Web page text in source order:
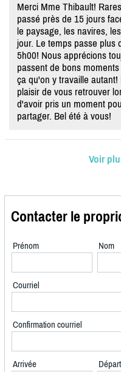
Merci Mme Thibault!
passé près de 15 jours
le paysage, les navires,
jour. Le temps passe plus
5h00! Nous apprécions
passent de bons
ça qu'on y travaille
plaisir de vous retrouver
d'avoir pris un moment
partager. Bel été à vous!
Voir
Contacter le
Prénom Nom
Courriel
Confirmation courriel
Arrivée Départ